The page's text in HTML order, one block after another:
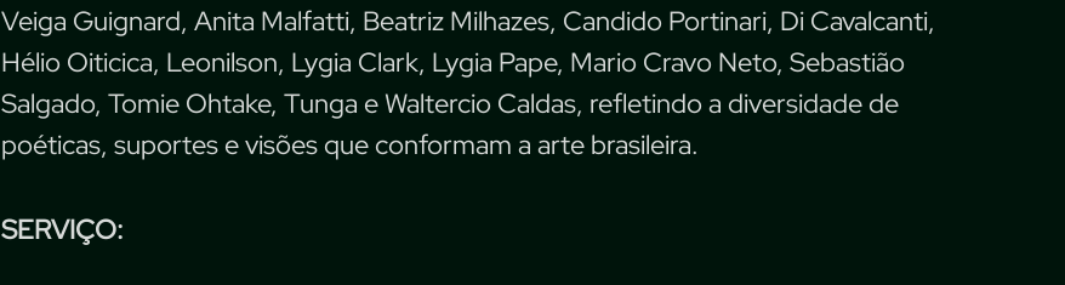
Veiga Guignard, Anita Malfatti, Beatriz Milhazes, Candido Portinari, Di Cavalcanti,
Hélio Oiticica, Leonilson, Lygia Clark, Lygia Pape, Mario Cravo Neto, Sebastião
Salgado, Tomie Ohtake, Tunga e Waltercio Caldas, refletindo a diversidade de
poéticas, suportes e visões que conformam a arte brasileira.
SERVIÇO: